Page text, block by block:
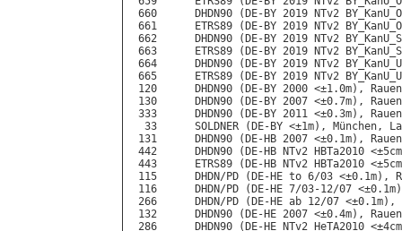
660      DHDN90 (DE-BY 2019 NTv2
661      ETRS89 (DE-BY 2019 NTv2
662      DHDN90 (DE-BY 2019 NTv2
663      ETRS89 (DE-BY 2019 NTv2
664      DHDN90 (DE-BY 2019 NTv2
665      ETRS89 (DE-BY 2019 NTv2
120      DHDN90 (DE-BY 2000 <±1.0m),
130      DHDN90 (DE-BY 2007 <±0.7m),
333      DHDN90 (DE-BY 2011 <±0.3m),
33      SOLDNER (DE-BY <±1m), München,
131      DHDN90 (DE-HB 2007 <±0.1m),
442      DHDN90 (DE-HB NTv2 HBTa2010
443      ETRS89 (DE-HB NTv2 HBTa2010
115      DHDN/PD (DE-HE to 6/03 <±0.1m),
116      DHDN/PD (DE-HE 7/03-12/07
266      DHDN/PD (DE-HE ab 12/07 <±0.1m),
132      DHDN90 (DE-HE 2007 <±0.4m),
286      DHDN90 (DE-HE NTv2 HeTA2010